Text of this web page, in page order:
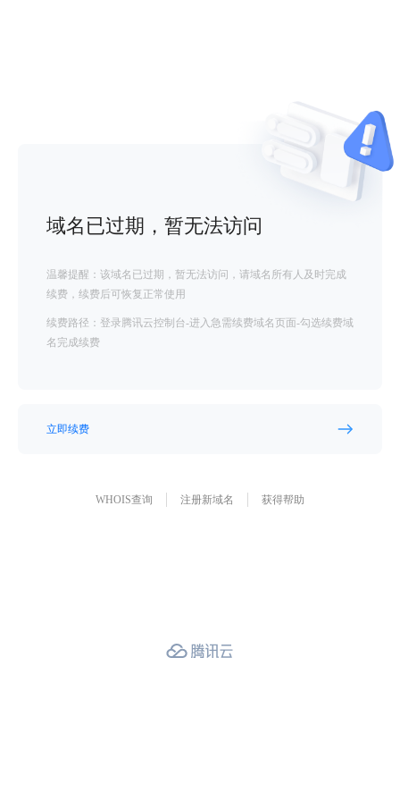
域名已过期，暂无法访问
温馨提醒：该域名已过期，暂无法访问，请域名所有人及时完成
续费，续费后可恢复正常使用
续费路径：登录腾讯云控制台-进入急需续费域名页面-勾选续费域
名完成续费
立即续费
WHOIS查询 注册新域名 获得帮助